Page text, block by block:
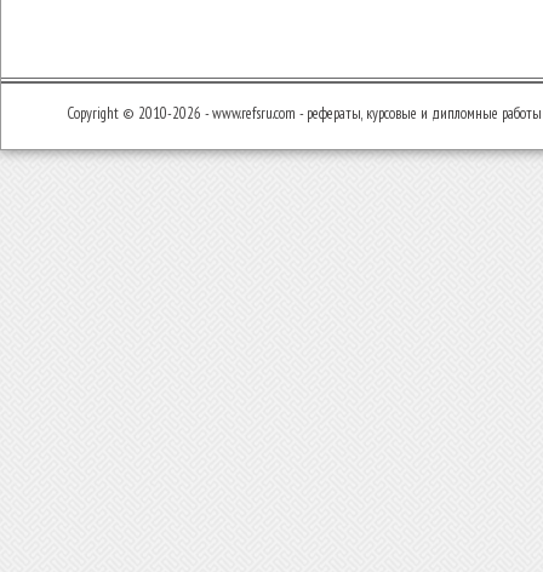
Copyright © 2010-2026 - www.refsru.com - рефераты, курсовые и дипломные работы